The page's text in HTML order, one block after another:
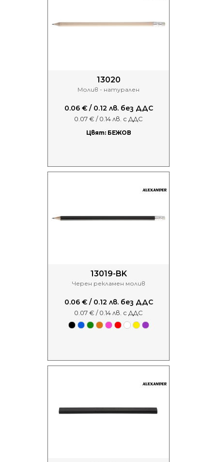
13020
Молив - натурален
0.06 € / 0.12 лв. без ДДС
0.07 € / 0.14 лв. с ДДС
Цвят: БЕЖОВ
13019-BK
Черен рекламен молив
0.06 € / 0.12 лв. без ДДС
0.07 € / 0.14 лв. с ДДС